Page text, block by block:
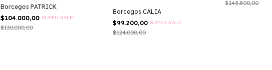
Borcegos PATRICK
$104.000,00 SUPER SALE!
$130.000,00
Borcegos CALIA
$99.200,00 SUPER SALE!
$124.000,00
$148.800,00